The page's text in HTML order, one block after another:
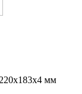
мм